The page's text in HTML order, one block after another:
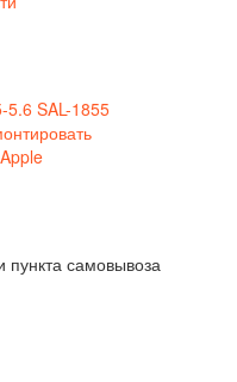
5.6 SAL-1855
самовывоза